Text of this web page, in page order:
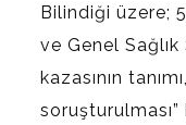
Bilindiği üzere;
ve Genel Sağlık
kazasının
soruşturulması”